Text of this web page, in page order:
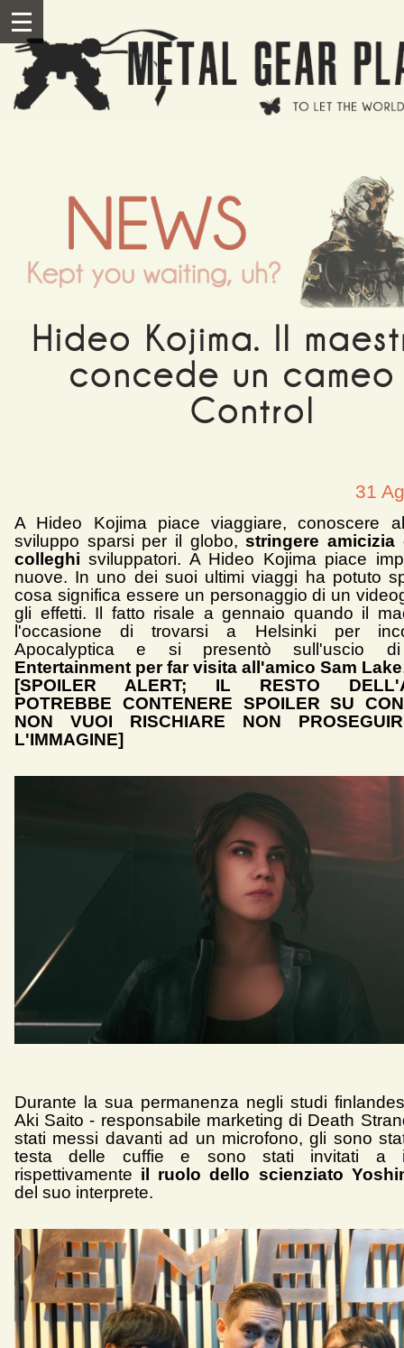
Hideo Kojima. Il
concede un cameo
Control
III
31
A Hideo Kojima piace viaggiare, conoscere
sviluppo sparsi per il globo,stringere
colleghi sviluppatori. A Hideo Kojima piace
nuove. In uno dei suoi ultimi viaggi ha potuto
cosa significa essere un personaggio di un
gli effetti. Il fatto risale a gennaio quando il
l'occasione di trovarsi a Helsinki per
Apocalyptica e si presentò sull'uscio di
Entertainment per far visita all'amico Sam Lake
[SPOILER ALERT; IL RESTO
POTREBBE CONTENERE SPOILER SU
NON VUOI RISCHIARE NON
L'IMMAGINE]
Durante la sua permanenza negli studi
Aki Saito - responsabile marketing di Death
stati messi davanti ad un microfono, gli sono
testa delle cuffie e sono stati invitati a
rispettivamente il ruolo dello scienziato
del suo interprete.